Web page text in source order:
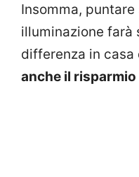
Insomma,
illuminazione farà
differenza in casa
anche il